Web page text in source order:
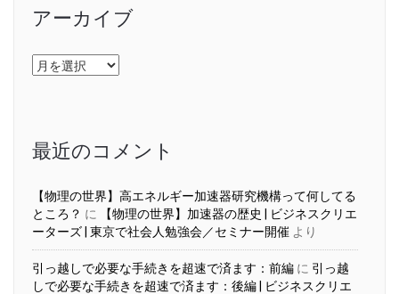
アーカイブ
ア
ー
最近のコメント
【物理の世界】高エネルギー加速器研究機構って何してる
ところ？ に
【物理の世界】加速器の歴史 | ビジネスクリエ
ーターズ | 東京で社会人勉強会／セミナー開催 より
引っ越しで必要な手続きを超速で済ます：前編 に 引っ越
しで必要な手続きを超速で済ます：後編 | ビジネスクリエ